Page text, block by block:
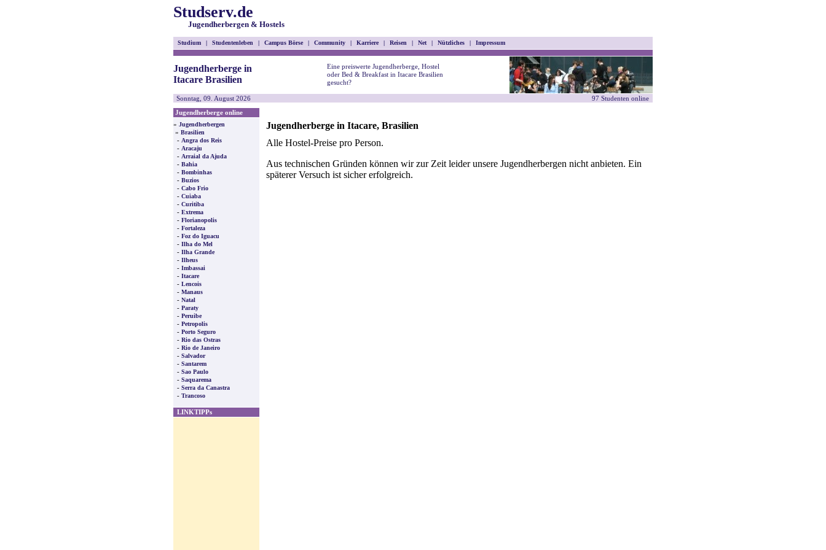
Studserv.de
Jugendherbergen & Hostels
Studium | Studentenleben | Campus Börse | Community | Karriere | Reisen | Net | Nützliches | Impressum
Jugendherberge in
Itacare Brasilien
Eine preiswerte Jugendherberge, Hostel
oder Bed & Breakfast in Itacare Brasilien
gesucht?
Sonntag, 09. August 2026
97 Studenten online
Jugendherberge online
» Jugendherbergen
» Brasilien
- Angra dos Reis
- Aracaju
- Arraial da Ajuda
- Bahia
- Bombinhas
- Buzios
- Cabo Frio
- Cuiaba
- Curitiba
- Extrema
- Florianopolis
- Fortaleza
- Foz do Iguacu
- Ilha do Mel
- Ilha Grande
- Ilheus
- Imbassai
- Itacare
- Lencois
- Manaus
- Natal
- Paraty
- Peruibe
- Petropolis
- Porto Seguro
- Rio das Ostras
- Rio de Janeiro
- Salvador
- Santarem
- Sao Paulo
- Saquarema
- Serra da Canastra
- Trancoso
LINKTIPPs
Jugendherberge in Itacare, Brasilien
Alle Hostel-Preise pro Person.
Aus technischen Gründen können wir zur Zeit leider unsere Jugendherbergen nicht anbieten. Ein
späterer Versuch ist sicher erfolgreich.